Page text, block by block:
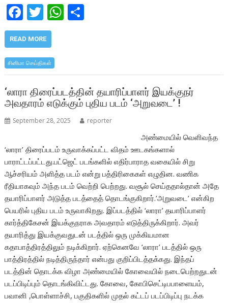
F
ac
e
b
o
o
k
T
w
itt
er
W
h
A
p
p
READ MORE
சினிமா செய்திகள்
‘லாரா திரைப்படத்தின் தயாரிப்பாளர் இயக்குநர்
அவதாரம் எடுக்கும் புதிய படம் ‘அறுவடை’ !
September 28, 2025 reporter
அண்மையில் வெளிவந்த
‘லாரா’ திரைப்படம் உருவாக்கப்பட்ட விதம் ஊடகங்களால்
பாராட்டப்பட்டது.பட்ஜெட் படங்களில் எதிர்பாராத வகையில் சிறு
ஆச்சரியம் அளித்த படம் என்று பத்திரிகைகள் எழுதின. வணிக
ரீதியாகவும் அந்த படம் வெற்றி பெற்றது. வசூல் செய்ததால்தான் அதே
தயாரிப்பாளர் அடுத்த படத்தைத் தொடங்குகிறார்.’அறுவடை’ என்கிற
பெயரில் புதிய படம் உருவாகிறது. இப்படத்தில் ‘லாரா’ தயாரிப்பாளர்
கார்த்திகேசன் இயக்குநராக அவதாரம் எடுத்திருக்கிறார். அவர்
தயாரித்து இயக்குவதுடன் படத்தில் ஒரு முக்கியமான
கதாபாத்திரத்திலும் நடிக்கிறார். ஏற்கெனவே ‘லாரா’ படத்தில் ஒரு
பாத்திரத்தில் நடித்திருந்தார் என்பது குறிப்பிடத்தக்கது. இந்தப்
படத்தின் தொடக்க விழா அண்மையில் கோவையில் நடைபெற்றதுடன்
படப்பிடிப்பும் தொடங்கிவிட்டது. கோவை, கோபிசெட்டிபபாளையம்,
பவானி ,பொள்ளாச்சி, பகுதிகளில் முதல் கட்டப் படப்பிடிப்பு நடக்க